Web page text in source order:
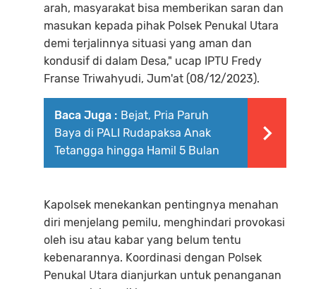
arah, masyarakat bisa memberikan saran dan
masukan kepada pihak Polsek Penukal Utara
demi terjalinnya situasi yang aman dan
kondusif di dalam Desa," ucap IPTU Fredy
Franse Triwahyudi, Jum'at (08/12/2023).
Baca Juga : Bejat, Pria Paruh
Baya di PALI Rudapaksa Anak
Tetangga hingga Hamil 5 Bulan
Kapolsek menekankan pentingnya menahan
diri menjelang pemilu, menghindari provokasi
oleh isu atau kabar yang belum tentu
kebenarannya. Koordinasi dengan Polsek
Penukal Utara dianjurkan untuk penanganan